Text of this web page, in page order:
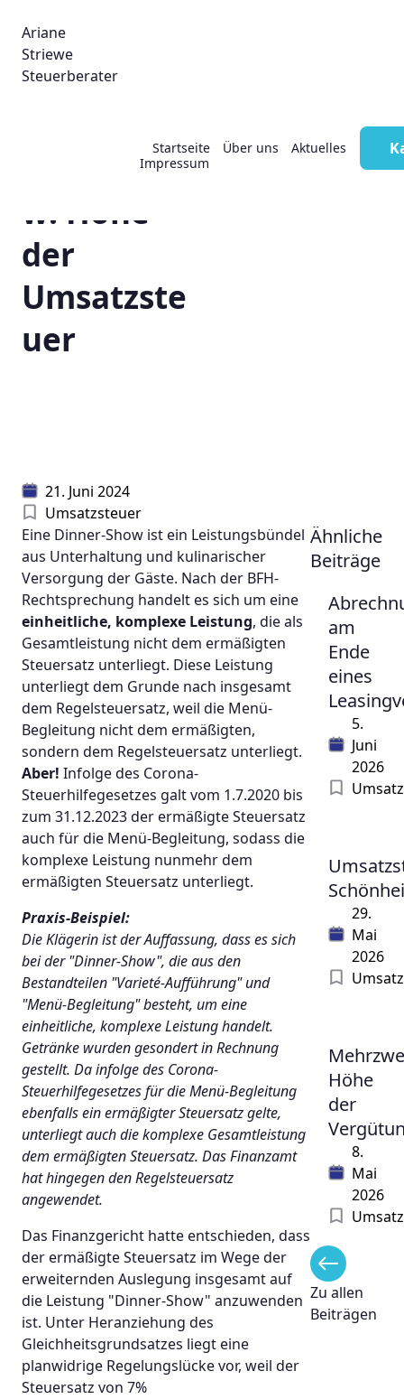
Ariane
Striewe
Steuerberater
Startseite Über uns Aktuelles
Impressum
Dinnersho
w: Höhe
der
Umsatzste
uer
21. Juni 2024
Umsatzsteuer
Eine Dinner-Show ist ein Leistungsbündel
aus Unterhaltung und kulinarischer
Versorgung der Gäste. Nach der BFH-
Rechtsprechung handelt es sich um eine
einheitliche, komplexe Leistung, die als
Gesamtleistung nicht dem ermäßigten
Steuersatz unterliegt. Diese Leistung
unterliegt dem Grunde nach insgesamt
dem Regelsteuersatz, weil die Menü-
Begleitung nicht dem ermäßigten,
sondern dem Regelsteuersatz unterliegt.
Aber! Infolge des Corona-
Steuerhilfegesetzes galt vom 1.7.2020 bis
zum 31.12.2023 der ermäßigte Steuersatz
auch für die Menü-Begleitung, sodass die
komplexe Leistung nunmehr dem
ermäßigten Steuersatz unterliegt.
Praxis-Beispiel:
Die Klägerin ist der Auffassung, dass es sich
bei der "Dinner-Show", die aus den
Bestandteilen "Varieté-Aufführung" und
"Menü-Begleitung" besteht, um eine
einheitliche, komplexe Leistung handelt.
Getränke wurden gesondert in Rechnung
gestellt. Da infolge des Corona-
Steuerhilfegesetzes für die Menü-Begleitung
ebenfalls ein ermäßigter Steuersatz gelte,
unterliegt auch die komplexe Gesamtleistung
dem ermäßigten Steuersatz. Das Finanzamt
hat hingegen den Regelsteuersatz
angewendet.
Das Finanzgericht hatte entschieden, dass
der ermäßigte Steuersatz im Wege der
erweiternden Auslegung insgesamt auf
die Leistung "Dinner-Show" anzuwenden
ist. Unter Heranziehung des
Gleichheitsgrundsatzes liegt eine
planwidrige Regelungslücke vor, weil der
Steuersatz von 7%
Ähnliche
Beiträge
am
Ende
eines
5.
Juni
2026
29.
Mai
2026
Höhe
der
8.
Mai
2026
Zu allen
Beiträgen